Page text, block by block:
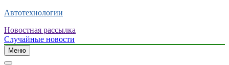
Автотехнологии
Новостная рассылка
Случайные новости
Меню